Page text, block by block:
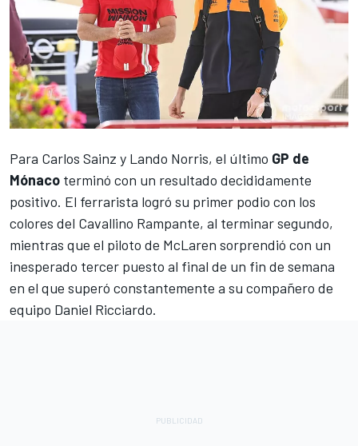
Para Carlos Sainz y Lando Norris, el último GP de
Mónaco terminó con un resultado decididamente
positivo. El ferrarista logró su primer podio con los
colores del Cavallino Rampante, al terminar segundo,
mientras que el piloto de McLaren sorprendió con un
inesperado tercer puesto al final de un fin de semana
en el que superó constantemente a su compañero de
equipo Daniel Ricciardo.